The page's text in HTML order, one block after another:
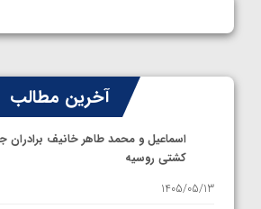
آخرین مطالب
اسماعیل و محمد طاهر خانیف برادران
کشتی روسیه
1405/05/13